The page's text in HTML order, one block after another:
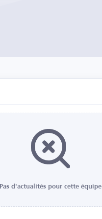
Pas d'actualités pour cette équipe